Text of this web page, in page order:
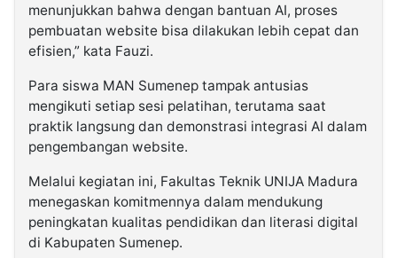
menunjukkan bahwa dengan bantuan AI, proses
pembuatan website bisa dilakukan lebih cepat dan
efisien,” kata Fauzi.
Para siswa MAN Sumenep tampak antusias
mengikuti setiap sesi pelatihan, terutama saat
praktik langsung dan demonstrasi integrasi AI dalam
pengembangan website.
Melalui kegiatan ini, Fakultas Teknik UNIJA Madura
menegaskan komitmennya dalam mendukung
peningkatan kualitas pendidikan dan literasi digital
di Kabupaten Sumenep.